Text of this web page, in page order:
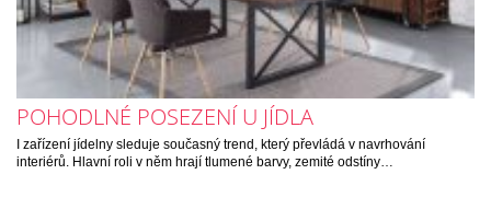
POHODLNÉ POSEZENÍ U JÍDLA
I zařízení jídelny sleduje současný trend, který převládá v navrhování
interiérů. Hlavní roli v něm hrají tlumené barvy, zemité odstíny…